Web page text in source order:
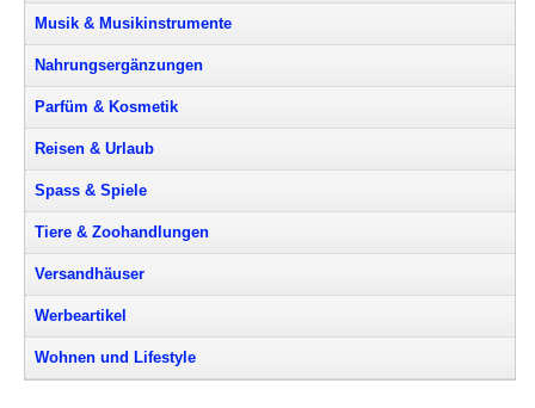
Musik & Musikinstrumente
Nahrungsergänzungen
Parfüm & Kosmetik
Reisen & Urlaub
Spass & Spiele
Tiere & Zoohandlungen
Versandhäuser
Werbeartikel
Wohnen und Lifestyle